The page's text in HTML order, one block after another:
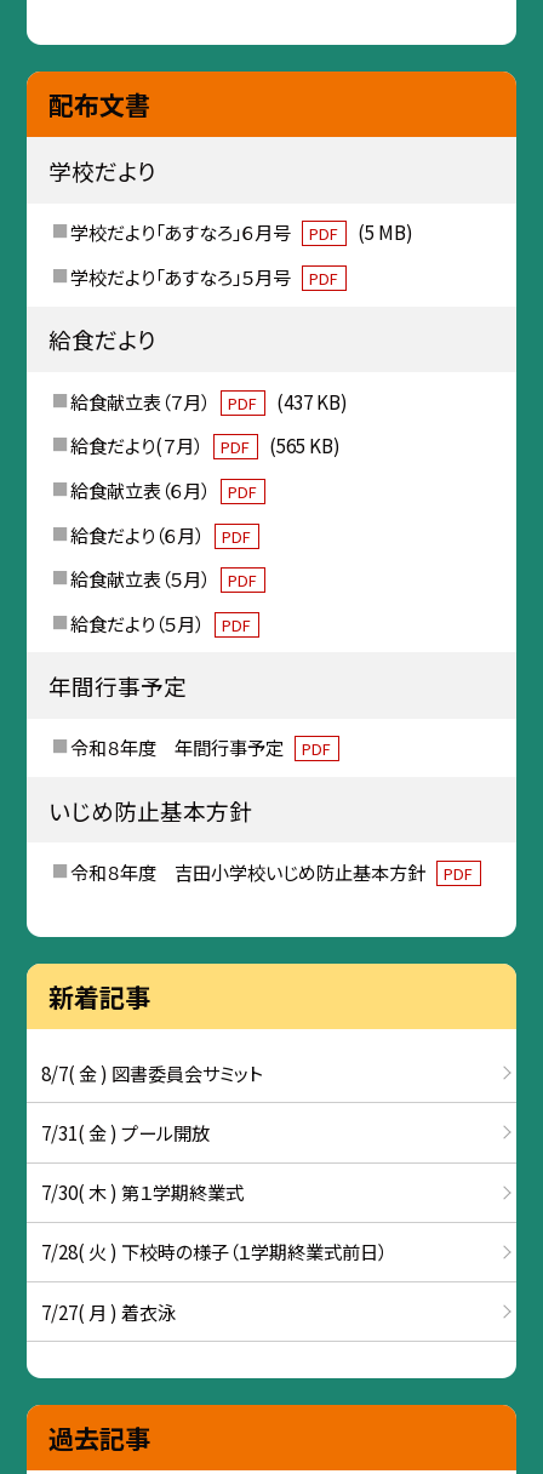
配布文書
学校だより
学校だより「あすなろ」６月号 PDF
(5 MB)
学校だより「あすなろ」５月号
PDF
給食だより
給食献立表（７月） PDF
(437 KB)
給食だより(７月）
PDF
(565 KB)
給食献立表（６月）
PDF
給食だより（６月） PDF
給食献立表（５月） PDF
給食だより（５月） PDF
年間行事予定
令和８年度 年間行事予定 PDF
いじめ防止基本方針
令和８年度 吉田小学校いじめ防止基本方針 PDF
新着記事
8/7( 金 ) 図書委員会サミット
7/31( 金 ) プール開放
7/30( 木 ) 第１学期終業式
7/28( 火 ) 下校時の様子（１学期終業式前日）
7/27( 月 ) 着衣泳
過去記事